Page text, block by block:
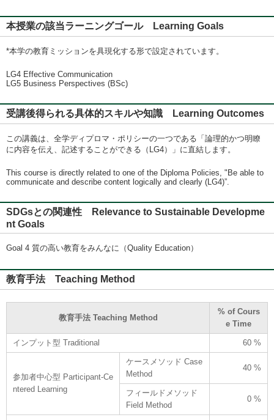
本授業の該当ラーニングゴール Learning Goals
*本学の教育ミッションを具現化する形で設定されています。
LG4 Effective Communication
LG5 Business Perspectives (BSc)
受講後得られる具体的スキルや知識 Learning Outcomes
この講義は、全学ディプロマ・ポリシーの一つである「論理的かつ明瞭
に内容を伝え、記述することができる（LG4）」に直結します。
This course is directly related to one of the Diploma Policies, "Be able to
communicate and describe content logically and clearly (LG4)”.
SDGsとの関連性 Relevance to Sustainable Developme
nt Goals
Goal 4 質の高い教育をみんなに（Quality Education）
教育手法 Teaching Method
教育手法 Teaching Method
% of Cours
e Time
インプット型 Traditional 60 %
参加者中心型 Participant-Ce
ntered Learning
ケースメソッド Case
Method
40 %
フィールドメソッド
Field Method
0 %